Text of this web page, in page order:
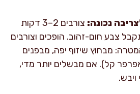
נכונה:
צורבים 2–3 דקות
צבע חום-זהוב. הופכים וצורבים
דקות. המטרה: מבחוץ שיזוף יפה, מבפנים
אפרפר קל). אם מבשלים יותר מדי,
ויבש.